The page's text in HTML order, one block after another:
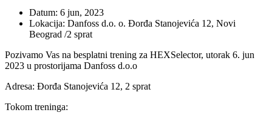
Datum: 6 jun, 2023
Lokacija: Danfoss d.o. o. Đorđa Stanojevića 12, Novi
Beograd /2 sprat
Pozivamo Vas na besplatni trening za HEXSelector, utorak 6. jun
2023 u prostorijama Danfoss d.o.o
Adresa: Đorđa Stanojevića 12, 2 sprat
Tokom treninga: